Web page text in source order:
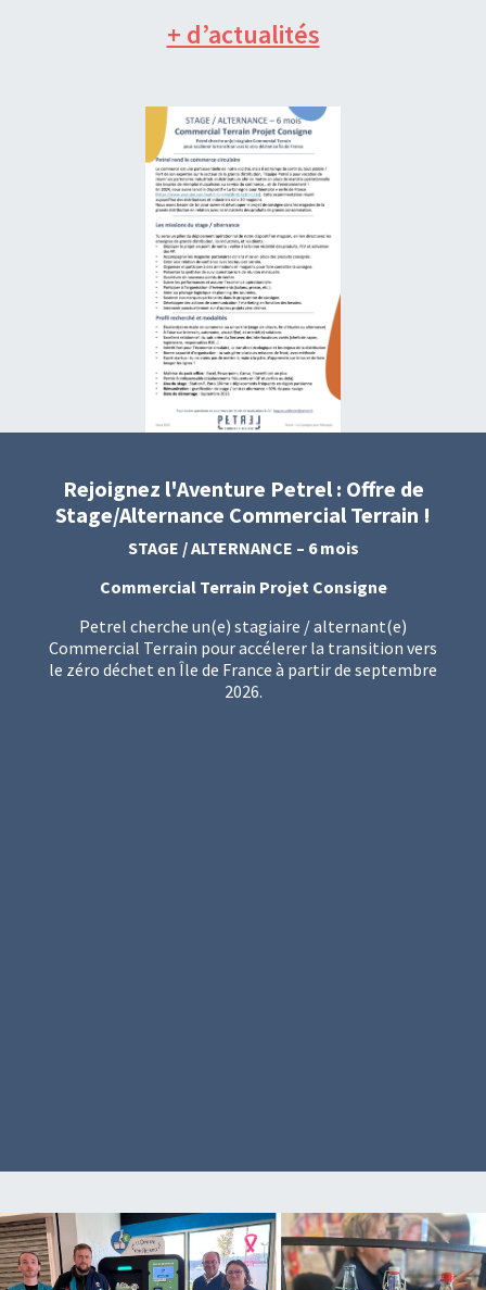
+ d’actualités
Rejoignez l'Aventure Petrel : Offre de
Stage/Alternance Commercial Terrain !
STAGE / ALTERNANCE – 6 mois
Commercial Terrain Projet Consigne
Petrel cherche un(e) stagiaire / alternant(e)
Commercial Terrain pour accélerer la transition vers
le zéro déchet en Île de France à partir de septembre
2026.